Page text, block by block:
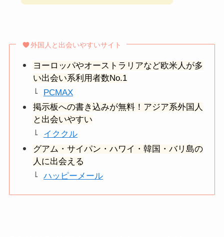
外国人と出会いやすいサイト
ヨーロッパやオーストラリアなど欧米人が多
い出会い系利用者数No.1
PCMAX
掲示板への書き込みが無料！アジア系外国人
と出会いやすい
イククル
グアム・サイパン・ハワイ・韓国・バリ島の
人に出会える
ハッピーメール